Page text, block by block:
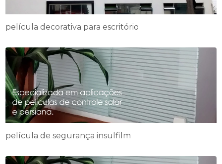
película decorativa para escritório
película de segurança insulfilm